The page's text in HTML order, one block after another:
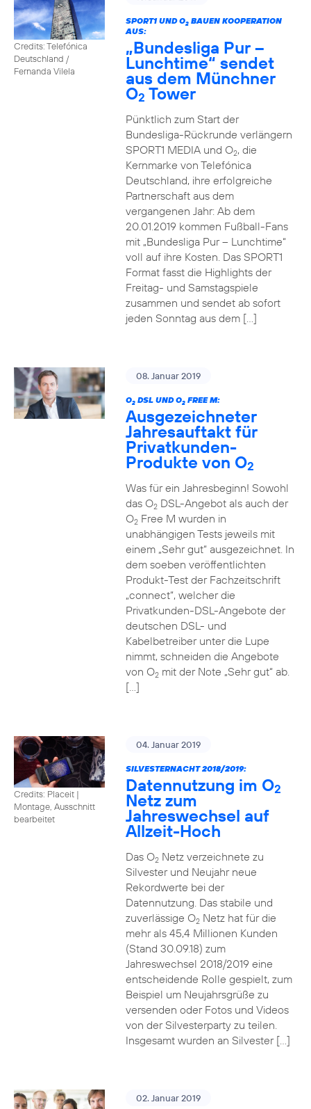
Credits: Telefónica
Deutschland /
Fernanda Vilela
SPORT1 UND O2BAUEN KOOPERATION
AUS:
„Bundesliga Pur –
Lunchtime“ sendet
aus dem Münchner
O2 Tower
Pünktlich zum Start der
Bundesliga-Rückrunde verlängern
SPORT1 MEDIA und O2, die
Kernmarke von Telefónica
Deutschland, ihre erfolgreiche
Partnerschaft aus dem
vergangenen Jahr: Ab dem
20.01.2019 kommen Fußball-Fans
mit „Bundesliga Pur – Lunchtime“
voll auf ihre Kosten. Das SPORT1
Format fasst die Highlights der
Freitag- und Samstagspiele
zusammen und sendet ab sofort
jeden Sonntag aus dem […]
08. Januar 2019
O2DSL UND O2FREE M:
Ausgezeichneter
Jahresauftakt für
Privatkunden-
Produkte von O2
Was für ein Jahresbeginn! Sowohl
das O2DSL-Angebot als auch der
O2Free M wurden in
unabhängigen Tests jeweils mit
einem „Sehr gut“ ausgezeichnet. In
dem soeben veröffentlichten
Produkt-Test der Fachzeitschrift
„connect“, welcher die
Privatkunden-DSL-Angebote der
deutschen DSL- und
Kabelbetreiber unter die Lupe
nimmt, schneiden die Angebote
von O2mit der Note „Sehr gut“ ab.
[…]
Credits: Placeit |
Montage, Ausschnitt
bearbeitet
04. Januar 2019
SILVESTERNACHT 2018/2019:
Datennutzung im O2
Netz zum
Jahreswechsel auf
Allzeit-Hoch
Das O2Netz verzeichnete zu
Silvester und Neujahr neue
Rekordwerte bei der
Datennutzung. Das stabile und
zuverlässige O2Netz hat für die
mehr als 45,4 Millionen Kunden
(Stand 30.09.18) zum
Jahreswechsel 2018/2019 eine
entscheidende Rolle gespielt, zum
Beispiel um Neujahrsgrüße zu
versenden oder Fotos und Videos
von der Silvesterparty zu teilen.
Insgesamt wurden an Silvester […]
02. Januar 2019